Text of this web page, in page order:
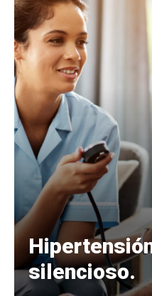
silencioso.